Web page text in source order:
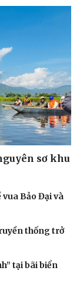
sơ khu
Bảo Đại và
thống trở
tại bãi biển